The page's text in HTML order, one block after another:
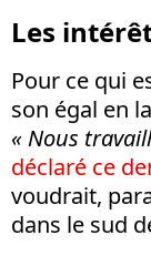
Les
Pour ce qui
son égal en
« Nous
déclaré ce
voudrait,
dans le sud